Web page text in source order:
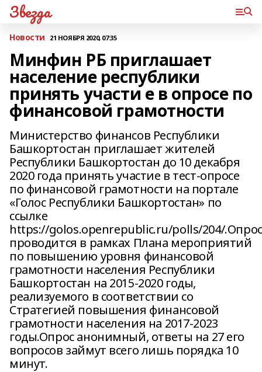
Звезда
Новости 21 НОЯБРЯ 2020, 07:35
Минфин РБ приглашает
население республики
принять участи е в опросе по
финансовой грамотности
Министерство финансов Республики
Башкортостан приглашает жителей
Республики Башкортостан до 10 декабря
2020 года принять участие в тест-опросе
по финансовой грамотности на портале
«Голос Республики Башкортостан» по
ссылке
https://golos.openrepublic.ru/polls/204/.Опрос
проводится в рамках Плана мероприятий
по повышению уровня финансовой
грамотности населения Республики
Башкортостан на 2015-2020 годы,
реализуемого в соответствии со
Стратегией повышения финансовой
грамотности населения на 2017-2023
годы.Опрос анонимный, ответы на 27 его
вопросов займут всего лишь порядка 10
минут.